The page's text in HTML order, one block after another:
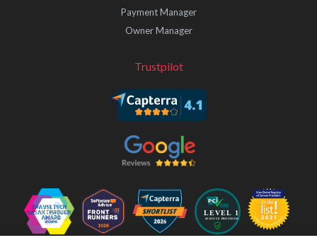
Payment Manager
Owner Manager
Trustpilot